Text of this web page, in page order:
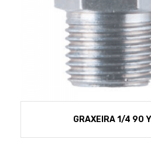
GRAXEIRA 1/4 90